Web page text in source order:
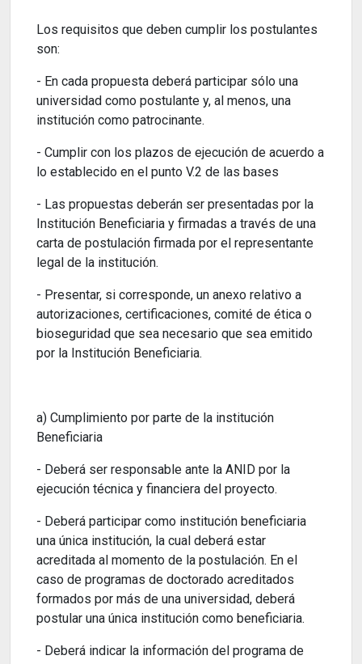
Los requisitos que deben cumplir los postulantes
son:
- En cada propuesta deberá participar sólo una
universidad como postulante y, al menos, una
institución como patrocinante.
- Cumplir con los plazos de ejecución de acuerdo a
lo establecido en el punto V.2 de las bases
- Las propuestas deberán ser presentadas por la
Institución Beneficiaria y firmadas a través de una
carta de postulación firmada por el representante
legal de la institución.
- Presentar, si corresponde, un anexo relativo a
autorizaciones, certificaciones, comité de ética o
bioseguridad que sea necesario que sea emitido
por la Institución Beneficiaria.
a) Cumplimiento por parte de la institución
Beneficiaria
- Deberá ser responsable ante la ANID por la
ejecución técnica y financiera del proyecto.
- Deberá participar como institución beneficiaria
una única institución, la cual deberá estar
acreditada al momento de la postulación. En el
caso de programas de doctorado acreditados
formados por más de una universidad, deberá
postular una única institución como beneficiaria.
- Deberá indicar la información del programa de